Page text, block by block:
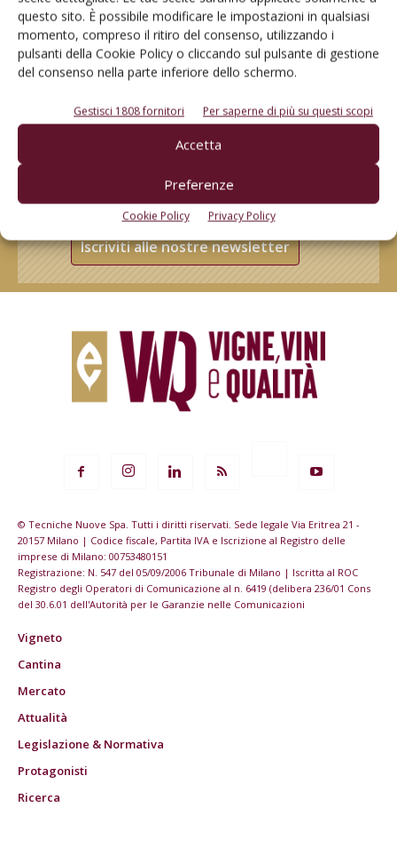
questo sito. È possibile modificare le impostazioni in qualsiasi
momento, compreso il ritiro del consenso, utilizzando i
pulsanti della Cookie Policy o cliccando sul pulsante di gestione
del consenso nella parte inferiore dello schermo.
Gestisci 1808 fornitori Per saperne di più su questi scopi
Accetta
Preferenze
Cookie Policy Privacy Policy
Rimani aggiornato sul mondo
dell’agricoltura
Iscriviti alle nostre newsletter
© Tecniche Nuove Spa. Tutti i diritti riservati. Sede legale Via Eritrea 21 -
20157 Milano | Codice fiscale, Partita IVA e Iscrizione al Registro delle
imprese di Milano: 00753480151
Registrazione: N. 547 del 05/09/2006 Tribunale di Milano | Iscritta al ROC
Registro degli Operatori di Comunicazione al n. 6419 (delibera 236/01 Cons
del 30.6.01 dell'Autorità per le Garanzie nelle Comunicazioni
Vigneto
Cantina
Mercato
Attualità
Legislazione & Normativa
Protagonisti
Ricerca